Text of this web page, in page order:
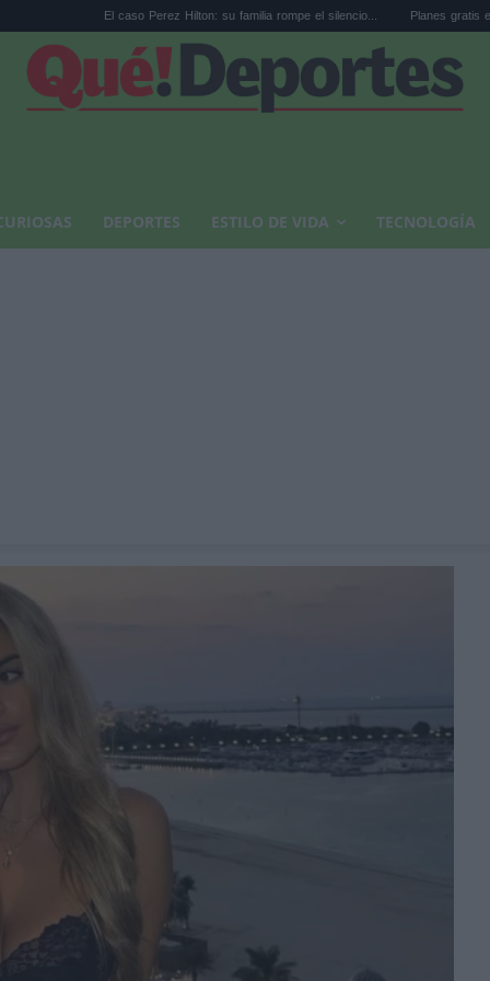
El caso Perez Hilton: su familia rompe el silencio... Planes gratis en Valencia en
DEPORTES ESTILO DE VIDA TECNOLOGÍA